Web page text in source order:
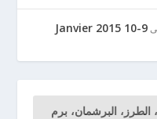
9-10 Janvier 2015
الطرز، البرشمان، برم